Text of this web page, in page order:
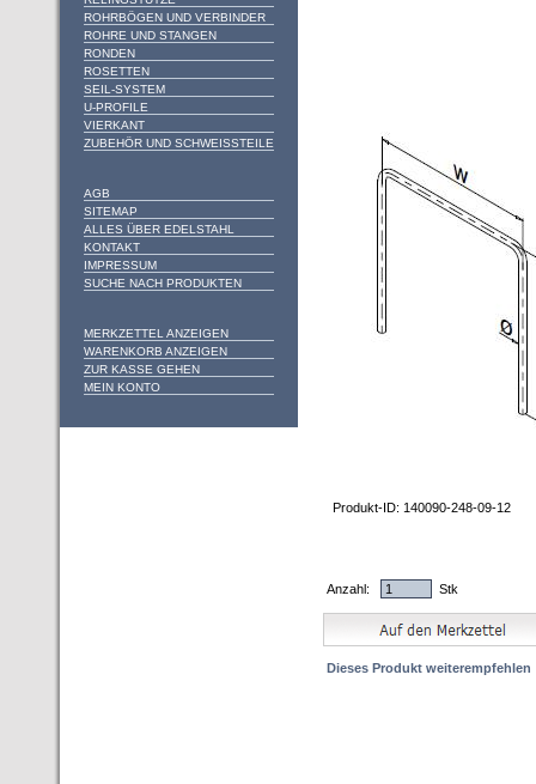
ROHRBÖGEN UND VERBINDER
ROHRE UND STANGEN
RONDEN
ROSETTEN
SEIL-SYSTEM
U-PROFILE
VIERKANT
ZUBEHÖR UND SCHWEISSTEILE
AGB
SITEMAP
ALLES ÜBER EDELSTAHL
KONTAKT
IMPRESSUM
SUCHE NACH PRODUKTEN
MERKZETTEL ANZEIGEN
WARENKORB ANZEIGEN
ZUR KASSE GEHEN
MEIN KONTO
Produkt-ID: 140090-248-09-12
Anzahl: Stk
Dieses Produkt weiterempfehlen